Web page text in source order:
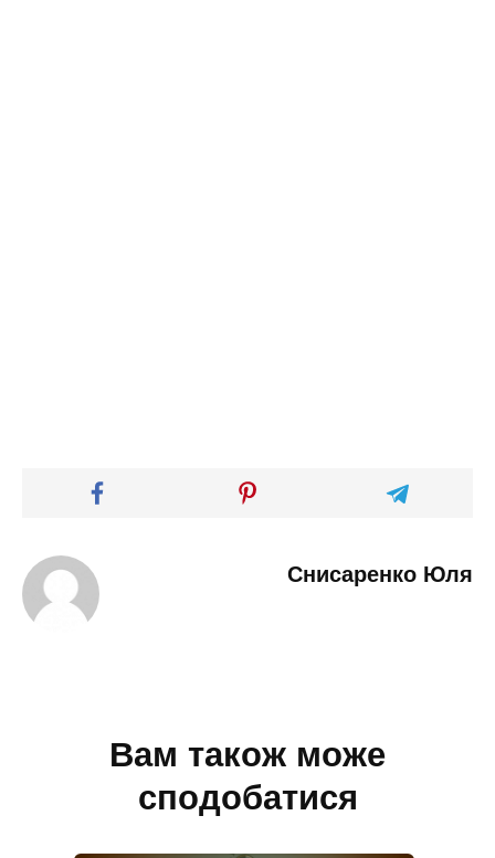
Снисаренко Юля
Вам також може
сподобатися